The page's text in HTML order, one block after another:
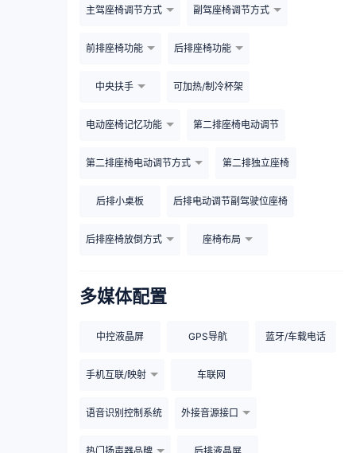
主驾座椅调节方式 副驾座椅调节方式
前排座椅功能 后排座椅功能
中央扶手 可加热/制冷杯架
电动座椅记忆功能 第二排座椅电动调节
第二排座椅电动调节方式 第二排独立座椅
后排小桌板 后排电动调节副驾驶位座椅
后排座椅放倒方式 座椅布局
多媒体配置
中控液晶屏 GPS导航 蓝牙/车载电话
手机互联/映射 车联网
语音识别控制系统 外接音源接口